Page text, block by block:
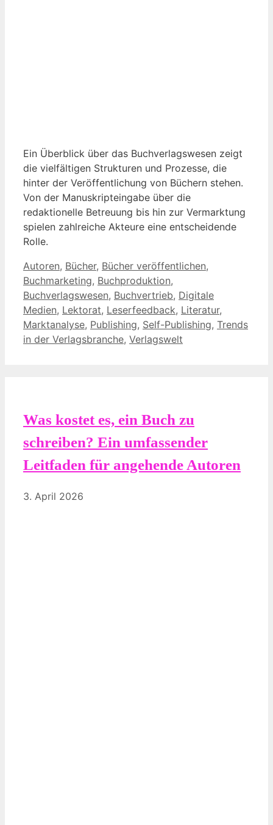
Ein Überblick über das Buchverlagswesen zeigt
die vielfältigen Strukturen und Prozesse, die
hinter der Veröffentlichung von Büchern stehen.
Von der Manuskripteingabe über die
redaktionelle Betreuung bis hin zur Vermarktung
spielen zahlreiche Akteure eine entscheidende
Rolle.
Kategorien
Autoren, Bücher, Bücher veröffentlichen,
Buchmarketing, Buchproduktion,
Buchverlagswesen, Buchvertrieb, Digitale
Medien, Lektorat, Leserfeedback, Literatur,
Marktanalyse, Publishing, Self-Publishing, Trends
in der Verlagsbranche, Verlagswelt
Was kostet es, ein Buch zu
schreiben? Ein umfassender
Leitfaden für angehende Autoren
3. April 2026